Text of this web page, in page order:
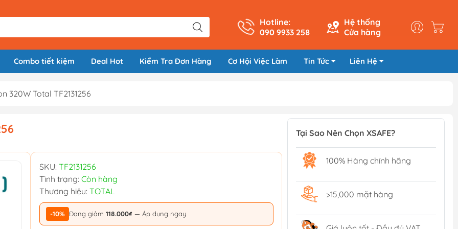
Hotline:
090 9933 258
Hệ thống
Cửa hàng
Combo tiết kiệm Deal Hot Kiểm Tra Đơn Hàng Cơ Hội Việc Làm Tin Tức Liên Hệ
320W Total TF2131256
SKU: TF2131256
Tình trạng: Còn hàng
Thương hiệu: TOTAL
-10% Đang giảm 118.000₫ — Áp dụng ngay
Tại Sao Nên Chọn XSAFE?
100% Hàng chính hãng
>15,000 mặt hàng